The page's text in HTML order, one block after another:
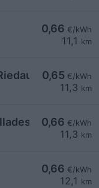
0,66 €/kWh
11,1 km
0,65 €/kWh
11,3 km
0,66 €/kWh
11,3 km
0,66 €/kWh
12,1 km